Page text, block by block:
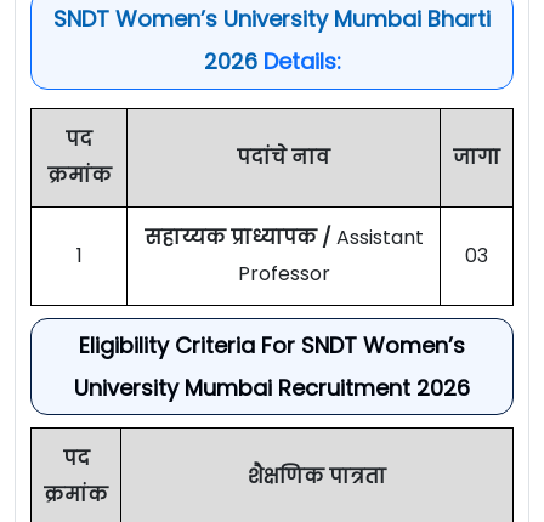
SNDT Women’s University Mumbai Bharti
2026Details:
पद
क्रमांक
पदांचे नाव जागा
1
सहाय्यक प्राध्यापक / Assistant
Professor
03
Eligibility Criteria For SNDT Women’s
University Mumbai Recruitment 2026
पद
क्रमांक
शैक्षणिक पात्रता